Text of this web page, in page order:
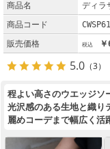
商品名
ディラ
商品コード
販売価格
5.0 （3）
程よい高さのウエッジソ
光沢感のある生地と織り
麗めコーデまで幅広く活